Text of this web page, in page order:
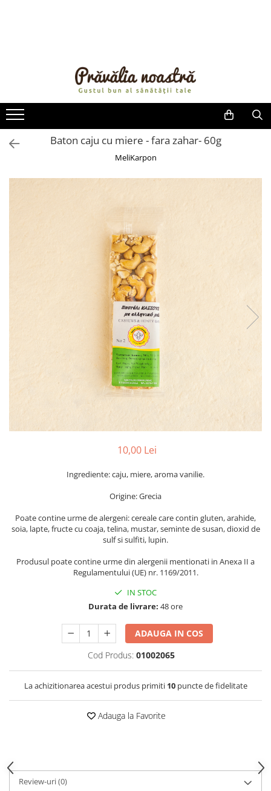
ULEIURI ȘI UNTURI
MĂSLINE
NUCI ȘI SEMINȚE
FRUCTE DESHIDRATATE
FRUCTE LA CONSERVĂ
FĂINĂ FĂRĂ GLUTEN
BĂUTURI / LAPTE VEGETAL
OREZ ȘI CEREALE
CREME ȘI PASTE TARTINABILE
CONDIMENTE
CEAIURI GRECEȘTI
CIOCOLATĂ ȘI CACAO
HEALTHY SNACKS
LACTATE
BACANIE
REMEDII NATURISTE
Baton caju cu miere - fara zahar- 60g
MeliKarpon
10,00 Lei
Ingrediente: caju, miere, aroma vanilie.
Origine: Grecia
Poate contine urme de alergeni: cereale care contin gluten, arahide,
soia, lapte, fructe cu coaja, telina, mustar, seminte de susan, dioxid de
sulf si sulfiti, lupin.
Produsul poate contine urme din alergenii mentionati in Anexa II a
Regulamentului (UE) nr. 1169/2011.
IN STOC
Durata de livrare: 48 ore
ADAUGA IN COS
Cod Produs: 01002065
La achizitionarea acestui produs primiti 10puncte de fidelitate
Adauga la Favorite
Review-uri(0)